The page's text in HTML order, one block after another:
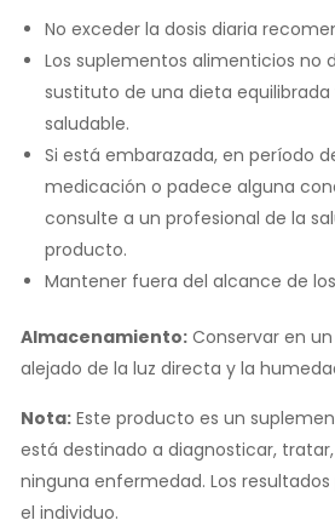
No exceder la dosis diaria
Los suplementos alimenticios no
sustituto de una dieta equilibrada
saludable.
Si está embarazada, en período
medicación o padece alguna
consulte a un profesional de la
producto.
Mantener fuera del alcance de
Almacenamiento: Conservar en
alejado de la luz directa y la
Nota: Este producto es un
está destinado a diagnosticar,
ninguna enfermedad. Los
el individuo.